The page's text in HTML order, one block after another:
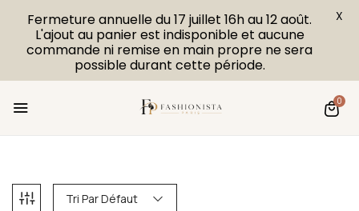
0
Tri Par Défaut
Fermeture annuelle du 17 juillet 16h au 12 août.
L'ajout au panier est indisponible et aucune
commande ni remise en main propre ne sera
possible durant cette période.
X